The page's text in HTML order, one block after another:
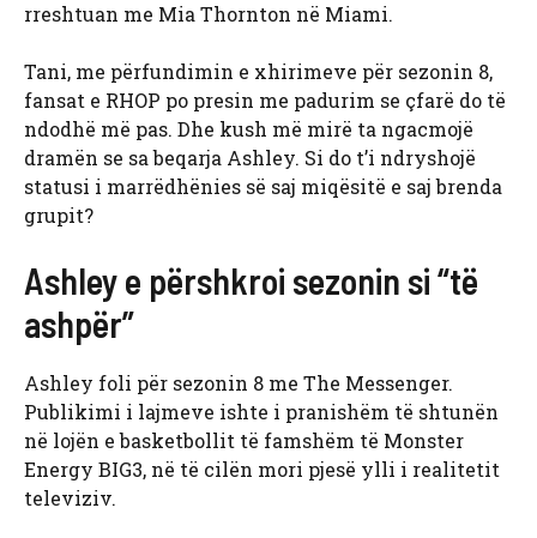
rreshtuan me Mia Thornton në Miami.
Tani, me përfundimin e xhirimeve për sezonin 8,
fansat e RHOP po presin me padurim se çfarë do të
ndodhë më pas. Dhe kush më mirë ta ngacmojë
dramën se sa beqarja Ashley. Si do t’i ndryshojë
statusi i marrëdhënies së saj miqësitë e saj brenda
grupit?
Ashley e përshkroi sezonin si “të
ashpër”
Ashley foli për sezonin 8 me The Messenger.
Publikimi i lajmeve ishte i pranishëm të shtunën
në lojën e basketbollit të famshëm të Monster
Energy BIG3, në të cilën mori pjesë ylli i realitetit
televiziv.